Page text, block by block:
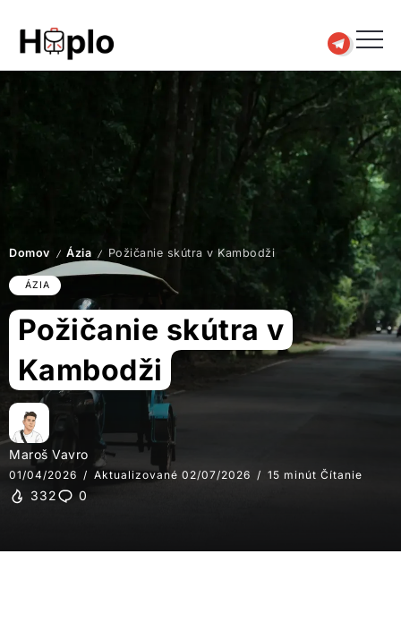
Domov / Ázia / Požičanie skútra v Kambodži
ÁZIA
Požičanie skútra v
Kambodži
Maroš Vavro
01/04/2026 Aktualizované 02/07/2026 15 minút Čítanie
332 0